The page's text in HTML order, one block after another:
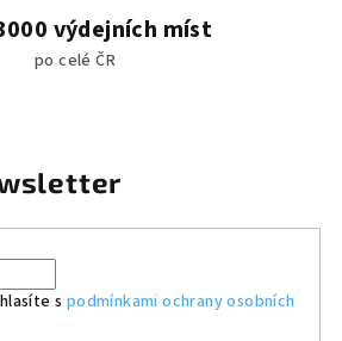
výdejních míst
po celé ČR
s podmínkami ochrany osobních